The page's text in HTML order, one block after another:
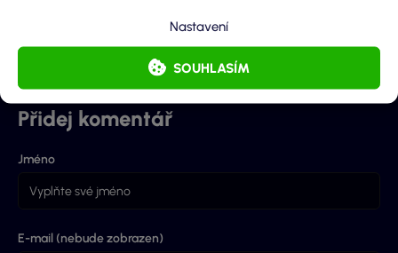
SOUHLASÍM
Nastavení
Barbora
Přidej komentář
Jméno
E-mail (nebude zobrazen)